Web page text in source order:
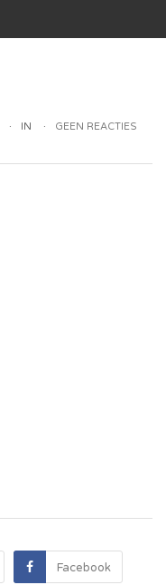
IN GEEN REACTIES
Facebook